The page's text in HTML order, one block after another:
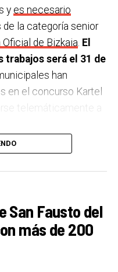
y es necesario
de la categoría senior
de Bizkaia El
trabajos será el 31 de
han
en el concurso Kartel
telemáticamente a
en el concurso es el
Además, los
San Fausto del
más de 200